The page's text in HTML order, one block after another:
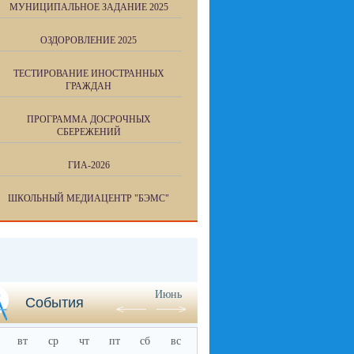
МУНИЦИПАЛЬНОЕ ЗАДАНИЕ 2025
ОЗДОРОВЛЕНИЕ 2025
ТЕСТИРОВАНИЕ ИНОСТРАННЫХ
ГРАЖДАН
ПРОГРАММА ДОСРОЧНЫХ
СБЕРЕЖЕНИЙ
ГИА-2026
ШКОЛЬНЫЙ МЕДИАЦЕНТР "БЭМС"
События
Июнь
вт ср чт пт сб вс